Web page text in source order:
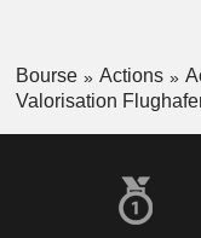
Bourse Actions
Valorisation